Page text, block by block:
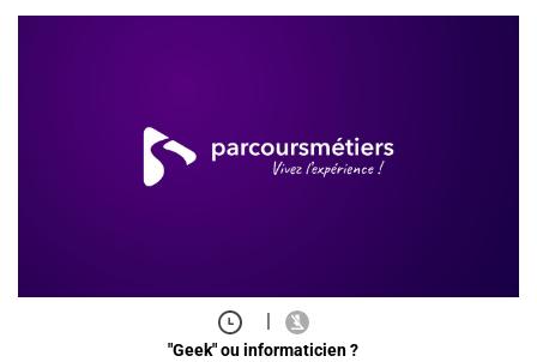
"Geek" ou informaticien ?